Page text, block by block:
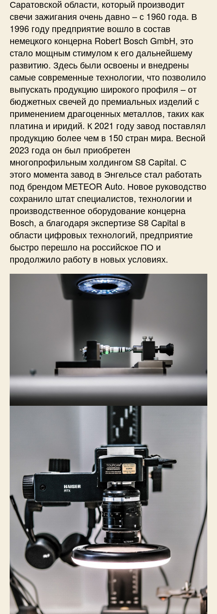
Саратовской области, который производит
свечи зажигания очень давно – с 1960 года. В
1996 году предприятие вошло в состав
немецкого концерна Robert Bosch GmbH, это
стало мощным стимулом к его дальнейшему
развитию. Здесь были освоены и внедрены
самые современные технологии, что позволило
выпускать продукцию широкого профиля – от
бюджетных свечей до премиальных изделий с
применением драгоценных металлов, таких как
платина и иридий. К 2021 году завод поставлял
продукцию более чем в 150 стран мира. Весной
2023 года он был приобретен
многопрофильным холдингом S8 Capital. С
этого момента завод в Энгельсе стал работать
под брендом METEOR Auto. Новое руководство
сохранило штат специалистов, технологии и
производственное оборудование концерна
Bosch, а благодаря экспертизе S8 Capital в
области цифровых технологий, предприятие
быстро перешло на российское ПО и
продолжило работу в новых условиях.